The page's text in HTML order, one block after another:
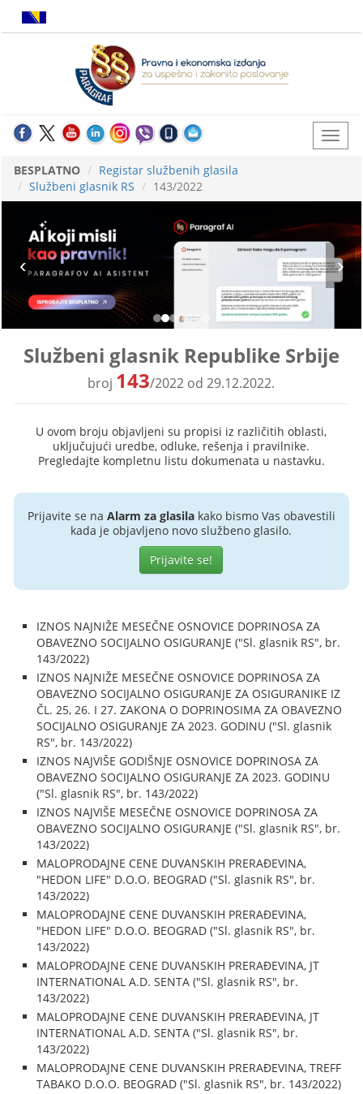
BESPLATNO
Registar službenih glasila
Službeni glasnik RS
143/2022
Službeni glasnik Republike Srbije
broj 143/2022 od 29.12.2022.
U ovom broju objavljeni su propisi iz različitih oblasti,
uključujući uredbe, odluke, rešenja i pravilnike.
Pregledajte kompletnu listu dokumenata u nastavku.
Prijavite se na Alarm za glasilakako bismo Vas obavestili
kada je objavljeno novo službeno glasilo.
Prijavite se!
IZNOS NAJNIŽE MESEČNE OSNOVICE DOPRINOSA ZA
OBAVEZNO SOCIJALNO OSIGURANJE ("Sl. glasnik RS", br.
143/2022)
IZNOS NAJNIŽE MESEČNE OSNOVICE DOPRINOSA ZA
OBAVEZNO SOCIJALNO OSIGURANJE ZA OSIGURANIKE IZ
ČL. 25, 26. I 27. ZAKONA O DOPRINOSIMA ZA OBAVEZNO
SOCIJALNO OSIGURANJE ZA 2023. GODINU ("Sl. glasnik
RS", br. 143/2022)
IZNOS NAJVIŠE GODIŠNJE OSNOVICE DOPRINOSA ZA
OBAVEZNO SOCIJALNO OSIGURANJE ZA 2023. GODINU
("Sl. glasnik RS", br. 143/2022)
IZNOS NAJVIŠE MESEČNE OSNOVICE DOPRINOSA ZA
OBAVEZNO SOCIJALNO OSIGURANJE ("Sl. glasnik RS", br.
143/2022)
MALOPRODAJNE CENE DUVANSKIH PRERAĐEVINA,
"HEDON LIFE" D.O.O. BEOGRAD ("Sl. glasnik RS", br.
143/2022)
MALOPRODAJNE CENE DUVANSKIH PRERAĐEVINA,
"HEDON LIFE" D.O.O. BEOGRAD ("Sl. glasnik RS", br.
143/2022)
MALOPRODAJNE CENE DUVANSKIH PRERAĐEVINA, JT
INTERNATIONAL A.D. SENTA ("Sl. glasnik RS", br.
143/2022)
MALOPRODAJNE CENE DUVANSKIH PRERAĐEVINA, JT
INTERNATIONAL A.D. SENTA ("Sl. glasnik RS", br.
143/2022)
MALOPRODAJNE CENE DUVANSKIH PRERAĐEVINA, TREFF
TABAKO D.O.O. BEOGRAD ("Sl. glasnik RS", br. 143/2022)